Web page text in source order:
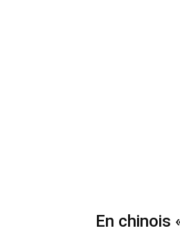
En chinois